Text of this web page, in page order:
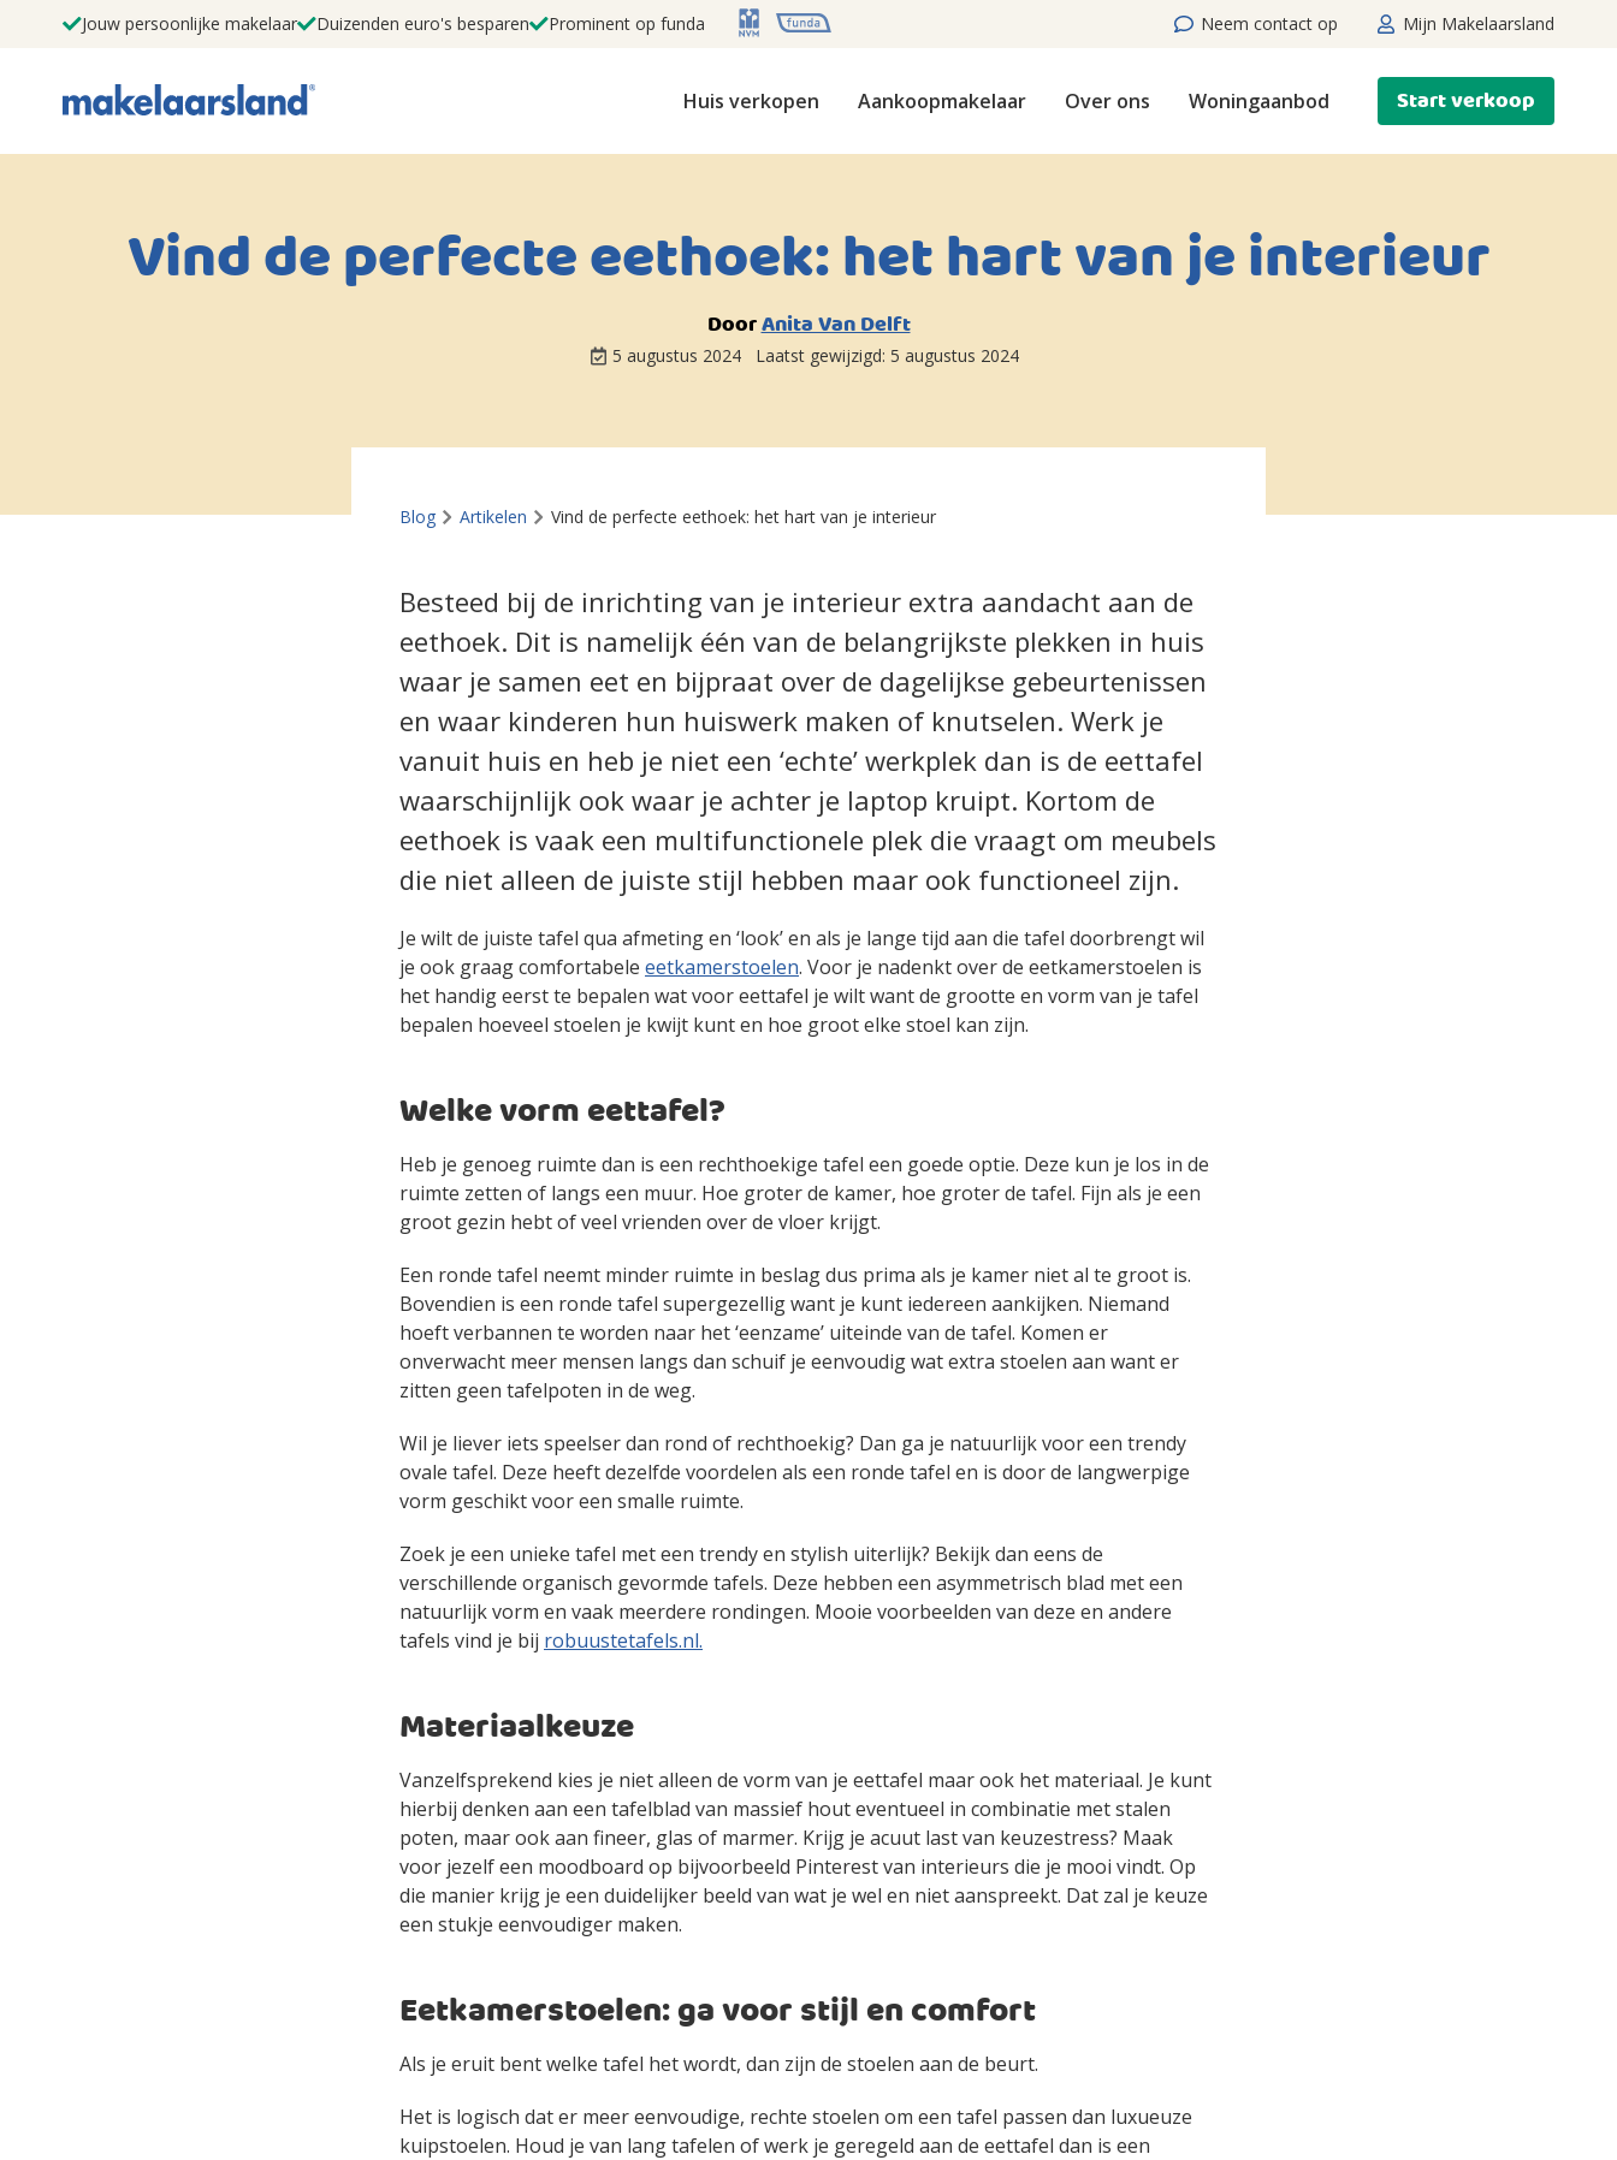
Jouw persoonlijke makelaar Duizenden euro's besparen Prominent op funda Neem contact op Mijn Makelaarsland
Huis verkopen Aankoopmakelaar Over ons Woningaanbod Start verkoop
Vind de perfecte eethoek: het hart van je interieur
DoorAnita Van Delft
5 augustus 2024 Laatst gewijzigd: 5 augustus 2024
Blog Artikelen Vind de perfecte eethoek: het hart van je interieur
Besteed bij de inrichting van je interieur extra aandacht aan de
eethoek. Dit is namelijk één van de belangrijkste plekken in huis
waar je samen eet en bijpraat over de dagelijkse gebeurtenissen
en waar kinderen hun huiswerk maken of knutselen. Werk je
vanuit huis en heb je niet een ‘echte’ werkplek dan is de eettafel
waarschijnlijk ook waar je achter je laptop kruipt. Kortom de
eethoek is vaak een multifunctionele plek die vraagt om meubels
die niet alleen de juiste stijl hebben maar ook functioneel zijn.
Je wilt de juiste tafel qua afmeting en ‘look’ en als je lange tijd aan die tafel doorbrengt wil
je ook graag comfortabele eetkamerstoelen. Voor je nadenkt over de eetkamerstoelen is
het handig eerst te bepalen wat voor eettafel je wilt want de grootte en vorm van je tafel
bepalen hoeveel stoelen je kwijt kunt en hoe groot elke stoel kan zijn.
Welke vorm eettafel?
Heb je genoeg ruimte dan is een rechthoekige tafel een goede optie. Deze kun je los in de
ruimte zetten of langs een muur. Hoe groter de kamer, hoe groter de tafel. Fijn als je een
groot gezin hebt of veel vrienden over de vloer krijgt.
Een ronde tafel neemt minder ruimte in beslag dus prima als je kamer niet al te groot is.
Bovendien is een ronde tafel supergezellig want je kunt iedereen aankijken. Niemand
hoeft verbannen te worden naar het ‘eenzame’ uiteinde van de tafel. Komen er
onverwacht meer mensen langs dan schuif je eenvoudig wat extra stoelen aan want er
zitten geen tafelpoten in de weg.
Wil je liever iets speelser dan rond of rechthoekig? Dan ga je natuurlijk voor een trendy
ovale tafel. Deze heeft dezelfde voordelen als een ronde tafel en is door de langwerpige
vorm geschikt voor een smalle ruimte.
Zoek je een unieke tafel met een trendy en stylish uiterlijk? Bekijk dan eens de
verschillende organisch gevormde tafels. Deze hebben een asymmetrisch blad met een
natuurlijk vorm en vaak meerdere rondingen. Mooie voorbeelden van deze en andere
tafels vind je bij robuustetafels.nl.
Materiaalkeuze
Vanzelfsprekend kies je niet alleen de vorm van je eettafel maar ook het materiaal. Je kunt
hierbij denken aan een tafelblad van massief hout eventueel in combinatie met stalen
poten, maar ook aan fineer, glas of marmer. Krijg je acuut last van keuzestress? Maak
voor jezelf een moodboard op bijvoorbeeld Pinterest van interieurs die je mooi vindt. Op
die manier krijg je een duidelijker beeld van wat je wel en niet aanspreekt. Dat zal je keuze
een stukje eenvoudiger maken.
Eetkamerstoelen: ga voor stijl en comfort
Als je eruit bent welke tafel het wordt, dan zijn de stoelen aan de beurt.
Het is logisch dat er meer eenvoudige, rechte stoelen om een tafel passen dan luxueuze
kuipstoelen. Houd je van lang tafelen of werk je geregeld aan de eettafel dan is een